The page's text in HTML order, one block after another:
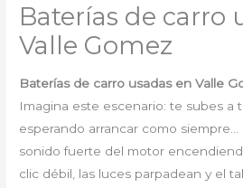
Baterías de carro
Valle Gomez
Baterías de carro usadas en Valle
Imagina este escenario: te subes a
esperando arrancar como
sonido fuerte del motor
clic débil, las luces parpadean y el